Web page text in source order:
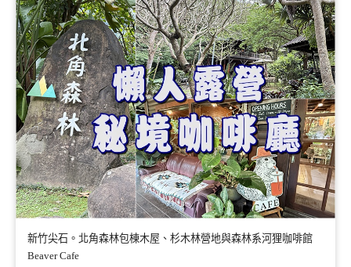
新竹尖石。北角森林包棟木屋、杉木林營地與森林系河狸咖啡館
Beaver Cafe